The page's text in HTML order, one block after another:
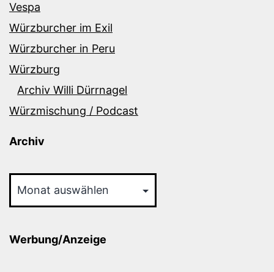
Vespa
Würzburcher im Exil
Würzburcher in Peru
Würzburg
Archiv Willi Dürrnagel
Würzmischung / Podcast
Archiv
Werbung/Anzeige